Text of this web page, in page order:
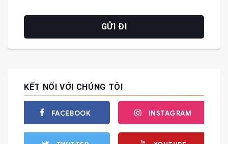
KẾT NỐI VỚI CHÚNG TÔI
FACEBOOK INSTAGRAM